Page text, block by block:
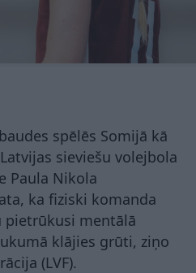
spēlēs Somijā kā
sieviešu volejbola
Paula Nikola
ka fiziski komanda
pietrūkusi mentālā
klājies grūti, ziņo
(LVF).